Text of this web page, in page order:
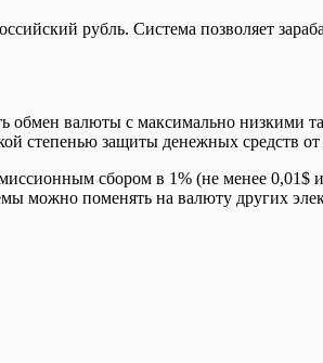
рубль. Система позволяет
обмен валюты с максимально низкими
степенью защиты денежных средств
сбором в 1% (не менее 0,01$
можно поменять на валюту других